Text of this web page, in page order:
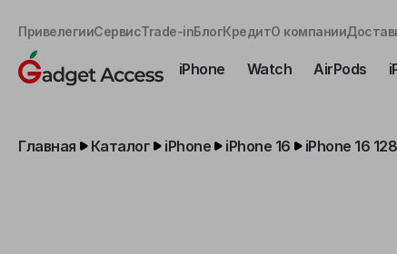
ПривелегииСервисTrade-inБлогКредитО компании
iPhone Watch AirPods
Главная Каталог iPhone iPhone 16 iPhone 16